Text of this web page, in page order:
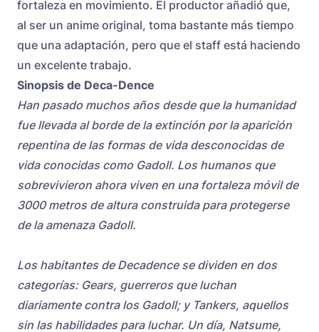
fortaleza en movimiento. El productor añadió que,
al ser un anime original, toma bastante más tiempo
que una adaptación, pero que el staff está haciendo
un excelente trabajo.
Sinopsis de Deca-Dence
Han pasado muchos años desde que la humanidad
fue llevada al borde de la extinción por la aparición
repentina de las formas de vida desconocidas de
vida conocidas como Gadoll. Los humanos que
sobrevivieron ahora viven en una fortaleza móvil de
3000 metros de altura construida para protegerse
de la amenaza Gadoll.
Los habitantes de Decadence se dividen en dos
categorías: Gears, guerreros que luchan
diariamente contra los Gadoll; y Tankers, aquellos
sin las habilidades para luchar. Un día, Natsume,